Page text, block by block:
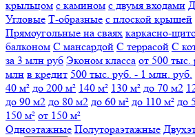
крыльцом с камином с двумя входами
Угловые Т-образные с плоской крышей
Прямоугольные на сваях каркасно-
балконом С мансардой С террасой С
за 3 млн руб Эконом класса от 500 тыс.
млн в кредит 500 тыс. руб. - 1 млн. руб.
40 м² до 200 м² 140 м² 130 м² до 70 м2
до 90 м2 до 80 м2 до 60 м² до 110 м² до
150 м² от 150 м²
Одноэтажные Полутораэтажные